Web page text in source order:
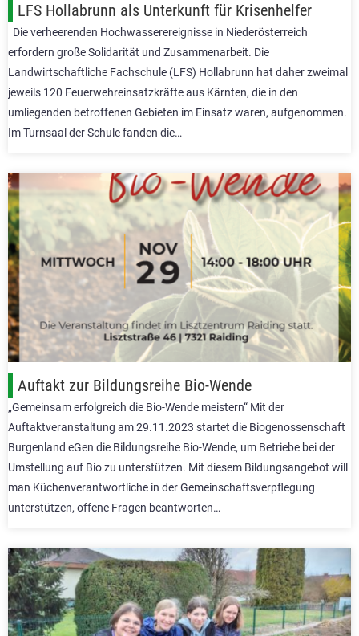
LFS Hollabrunn als Unterkunft für Krisenhelfer
Die verheerenden Hochwasserereignisse in Niederösterreich
erfordern große Solidarität und Zusammenarbeit. Die
Landwirtschaftliche Fachschule (LFS) Hollabrunn hat daher zweimal
jeweils 120 Feuerwehreinsatzkräfte aus Kärnten, die in den
umliegenden betroffenen Gebieten im Einsatz waren, aufgenommen.
Im Turnsaal der Schule fanden die…
Auftakt zur Bildungsreihe Bio-Wende
„Gemeinsam erfolgreich die Bio-Wende meistern“ Mit der
Auftaktveranstaltung am 29.11.2023 startet die Biogenossenschaft
Burgenland eGen die Bildungsreihe Bio-Wende, um Betriebe bei der
Umstellung auf Bio zu unterstützen. Mit diesem Bildungsangebot will
man Küchenverantwortliche in der Gemeinschaftsverpflegung
unterstützen, offene Fragen beantworten…